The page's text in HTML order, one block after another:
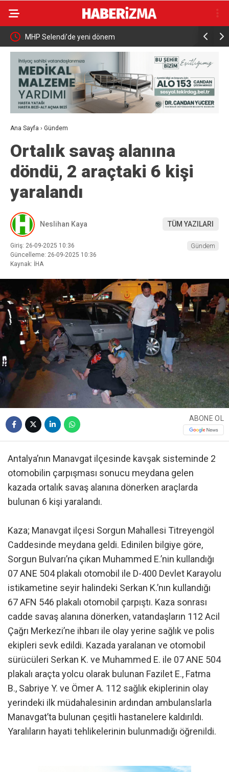
Otluk alanda çıkan yangın hızlı müdahale ile
söndürüldü
Ana Sayfa › Gündem
Ortalık savaş alanına
döndü, 2 araçtaki 6 kişi
yaralandı
Neslihan Kaya TÜM YAZILARI
Giriş: 26-09-2025 10:36
Güncelleme: 26-09-2025 10:36
Kaynak: İHA
Gündem
ABONE OL
Antalya’nın Manavgat ilçesinde kavşak sisteminde 2
otomobilin çarpışması sonucu meydana gelen
kazada ortalık savaş alanına dönerken araçlarda
bulunan 6 kişi yaralandı.
Kaza; Manavgat ilçesi Sorgun Mahallesi Titreyengöl
Caddesinde meydana geldi. Edinilen bilgiye göre,
Sorgun Bulvarı’na çıkan Muhammed E.’nin kullandığı
07 ANE 504 plakalı otomobil ile D-400 Devlet Karayolu
istikametine seyir halindeki Serkan K.’nın kullandığı
67 AFN 546 plakalı otomobil çarpıştı. Kaza sonrası
cadde savaş alanına dönerken, vatandaşların 112 Acil
Çağrı Merkezi’ne ihbarı ile olay yerine sağlık ve polis
ekipleri sevk edildi. Kazada yaralanan ve otomobil
sürücüleri Serkan K. ve Muhammed E. ile 07 ANE 504
plakalı araçta yolcu olarak bulunan Fazilet E., Fatma
B., Sabriye Y. ve Ömer A. 112 sağlık ekiplerinin olay
yerindeki ilk müdahalesinin ardından ambulanslarla
Manavgat’ta bulunan çeşitli hastanelere kaldırıldı.
Yaralıların hayati tehlikelerinin bulunmadığı öğrenildi.